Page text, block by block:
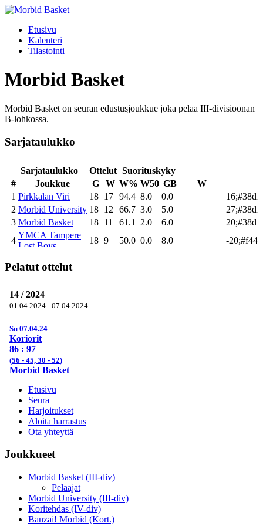
Etusivu
Kalenteri
Tilastointi
Morbid Basket
Morbid Basket on seuran edustusjoukkue joka pelaa III-divisioonan
B-lohkossa.
Sarjataulukko
Pelatut ottelut
Etusivu
Seura
Harjoitukset
Aloita harrastus
Ota yhteyttä
Joukkueet
Morbid Basket (III-div)
Pelaajat
Morbid University (III-div)
Koritehdas (IV-div)
Banzai! Morbid (Kort.)